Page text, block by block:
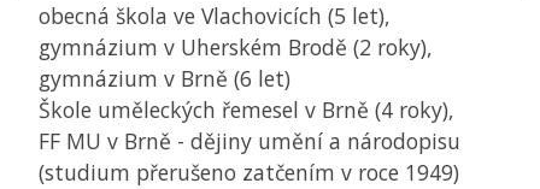
obecná škola ve Vlachovicích (5 let),
gymnázium v Uherském Brodě (2 roky),
gymnázium v Brně (6 let)
Škole uměleckých řemesel v Brně (4 roky),
FF MU v Brně - dějiny umění a národopisu
(studium přerušeno zatčením v roce 1949)